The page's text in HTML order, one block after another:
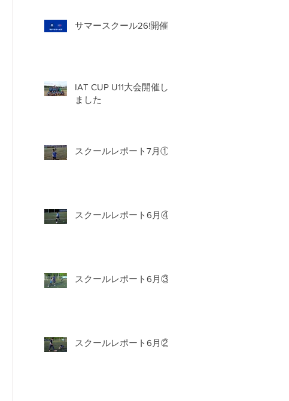
サマースクール26!開催
IAT CUP U11大会開催し
ました
スクールレポート7月①
スクールレポート6月④
スクールレポート6月③
スクールレポート6月②